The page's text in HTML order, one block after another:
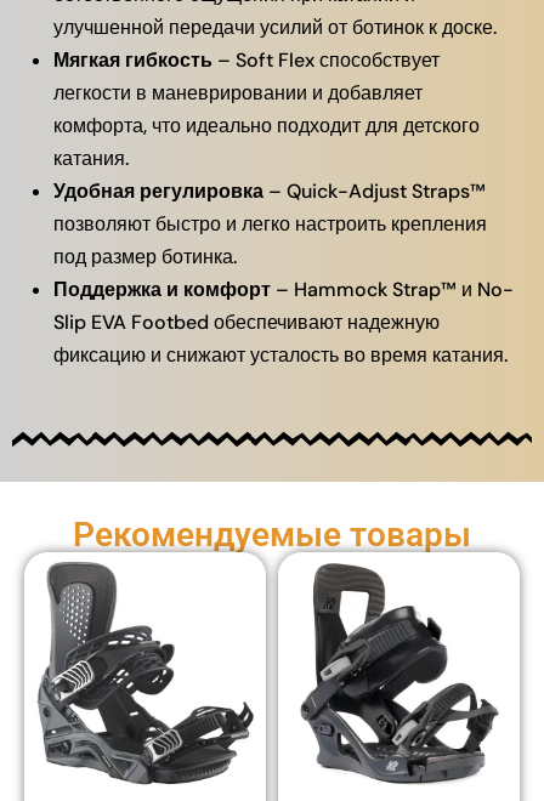
улучшенной передачи усилий от ботинок к доске.
Мягкая гибкость – Soft Flex способствует
легкости в маневрировании и добавляет
комфорта, что идеально подходит для детского
катания.
Удобная регулировка – Quick-Adjust Straps™
позволяют быстро и легко настроить крепления
под размер ботинка.
Поддержка и комфорт – Hammock Strap™ и No-
Slip EVA Footbed обеспечивают надежную
фиксацию и снижают усталость во время катания.
Рекомендуемые товары